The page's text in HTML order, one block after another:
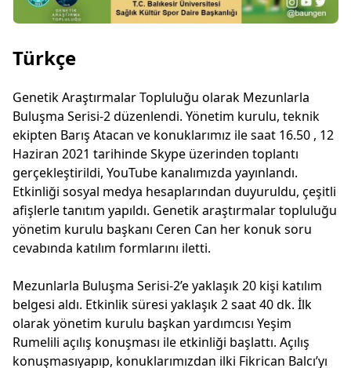
Türkçe
Genetik Araştırmalar Topluluğu olarak Mezunlarla
Buluşma Serisi-2 düzenlendi. Yönetim kurulu, teknik
ekipten Barış Atacan ve konuklarımız ile saat 16.50 , 12
Haziran 2021 tarihinde Skype üzerinden toplantı
gerçekleştirildi, YouTube kanalımızda yayınlandı.
Etkinliği sosyal medya hesaplarından duyuruldu, çeşitli
afişlerle tanıtım yapıldı. Genetik araştırmalar topluluğu
yönetim kurulu başkanı Ceren Can her konuk soru
cevabında katılım formlarını iletti.
Mezunlarla Buluşma Serisi-2’e yaklaşık 20 kişi katılım
belgesi aldı. Etkinlik süresi yaklaşık 2 saat 40 dk. İlk
olarak yönetim kurulu başkan yardımcısı Yeşim
Rumelili açılış konuşması ile etkinliği başlattı. Açılış
konuşmasıyapıp, konuklarımızdan ilki Fikrican Balcı’yı